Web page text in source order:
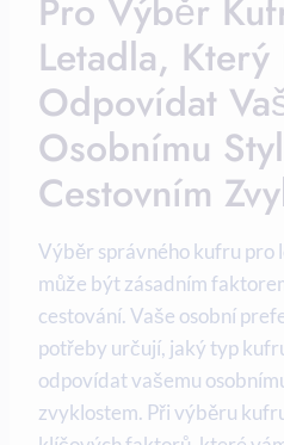
Pro Výběr
Letadla, Který
Odpovídat
Osobnímu
Cestovním
Výběr správného kufru pro
může být zásadním
cestování. Vaše osobní
potřeby určují, jaký typ
odpovídat vašemu
zvyklostem. Při výběru